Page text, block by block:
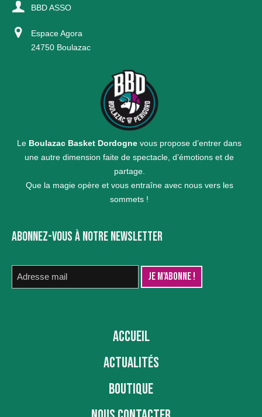
BBD ASSO
Espace Agora
24750 Boulazac
Le Boulazac Basket Dordogne vous propose d’entrer dans
une autre dimension faite de spectacle, d’émotions et de
partage.
Que la magie opère et vous entraîne avec nous vers les
sommets !
ABONNEZ-VOUS À NOTRE NEWSLETTER
ACCUEIL
ACTUALITÉS
BOUTIQUE